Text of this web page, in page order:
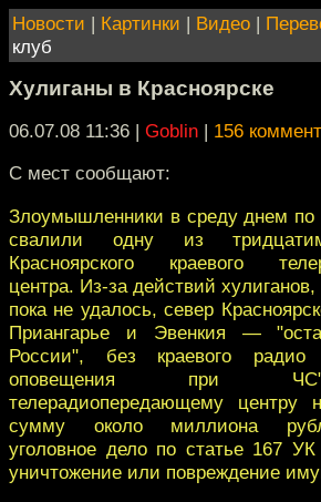
Новости | Картинки | Видео |
клуб
Хулиганы в Красноярске
06.07.08 11:36 | Goblin | 156
С мест сообщают:
Злоумышленники в среду днем по
свалили одну из
Красноярского краевого
центра. Из-за действий
пока не удалось, север
Приангарье и Эвенкия —
России", без краевого
оповещения при
телерадиопередающему центру
сумму около миллиона
уголовное дело по статье 167
уничтожение или повреждение